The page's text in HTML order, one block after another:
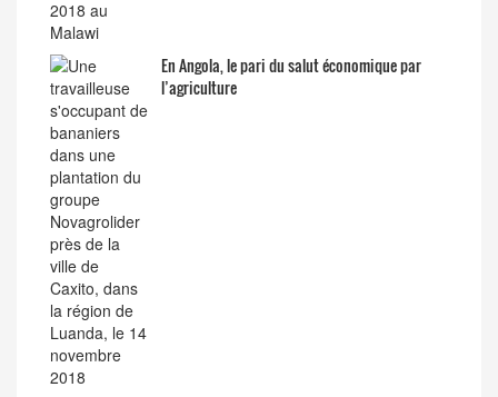
En Angola, le pari du salut économique par
l’agriculture